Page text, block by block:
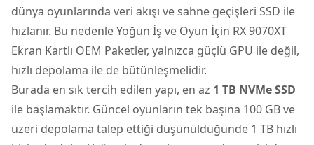
dünya oyunlarında veri akışı ve sahne geçişleri SSD ile
hızlanır. Bu nedenle Yoğun İş ve Oyun İçin RX 9070XT
Ekran Kartlı OEM Paketler, yalnızca güçlü GPU ile değil,
hızlı depolama ile de bütünleşmelidir.
Burada en sık tercih edilen yapı, en az 1 TB NVMe SSD
ile başlamaktır. Güncel oyunların tek başına 100 GB ve
üzeri depolama talep ettiği düşünüldüğünde 1 TB hızlı